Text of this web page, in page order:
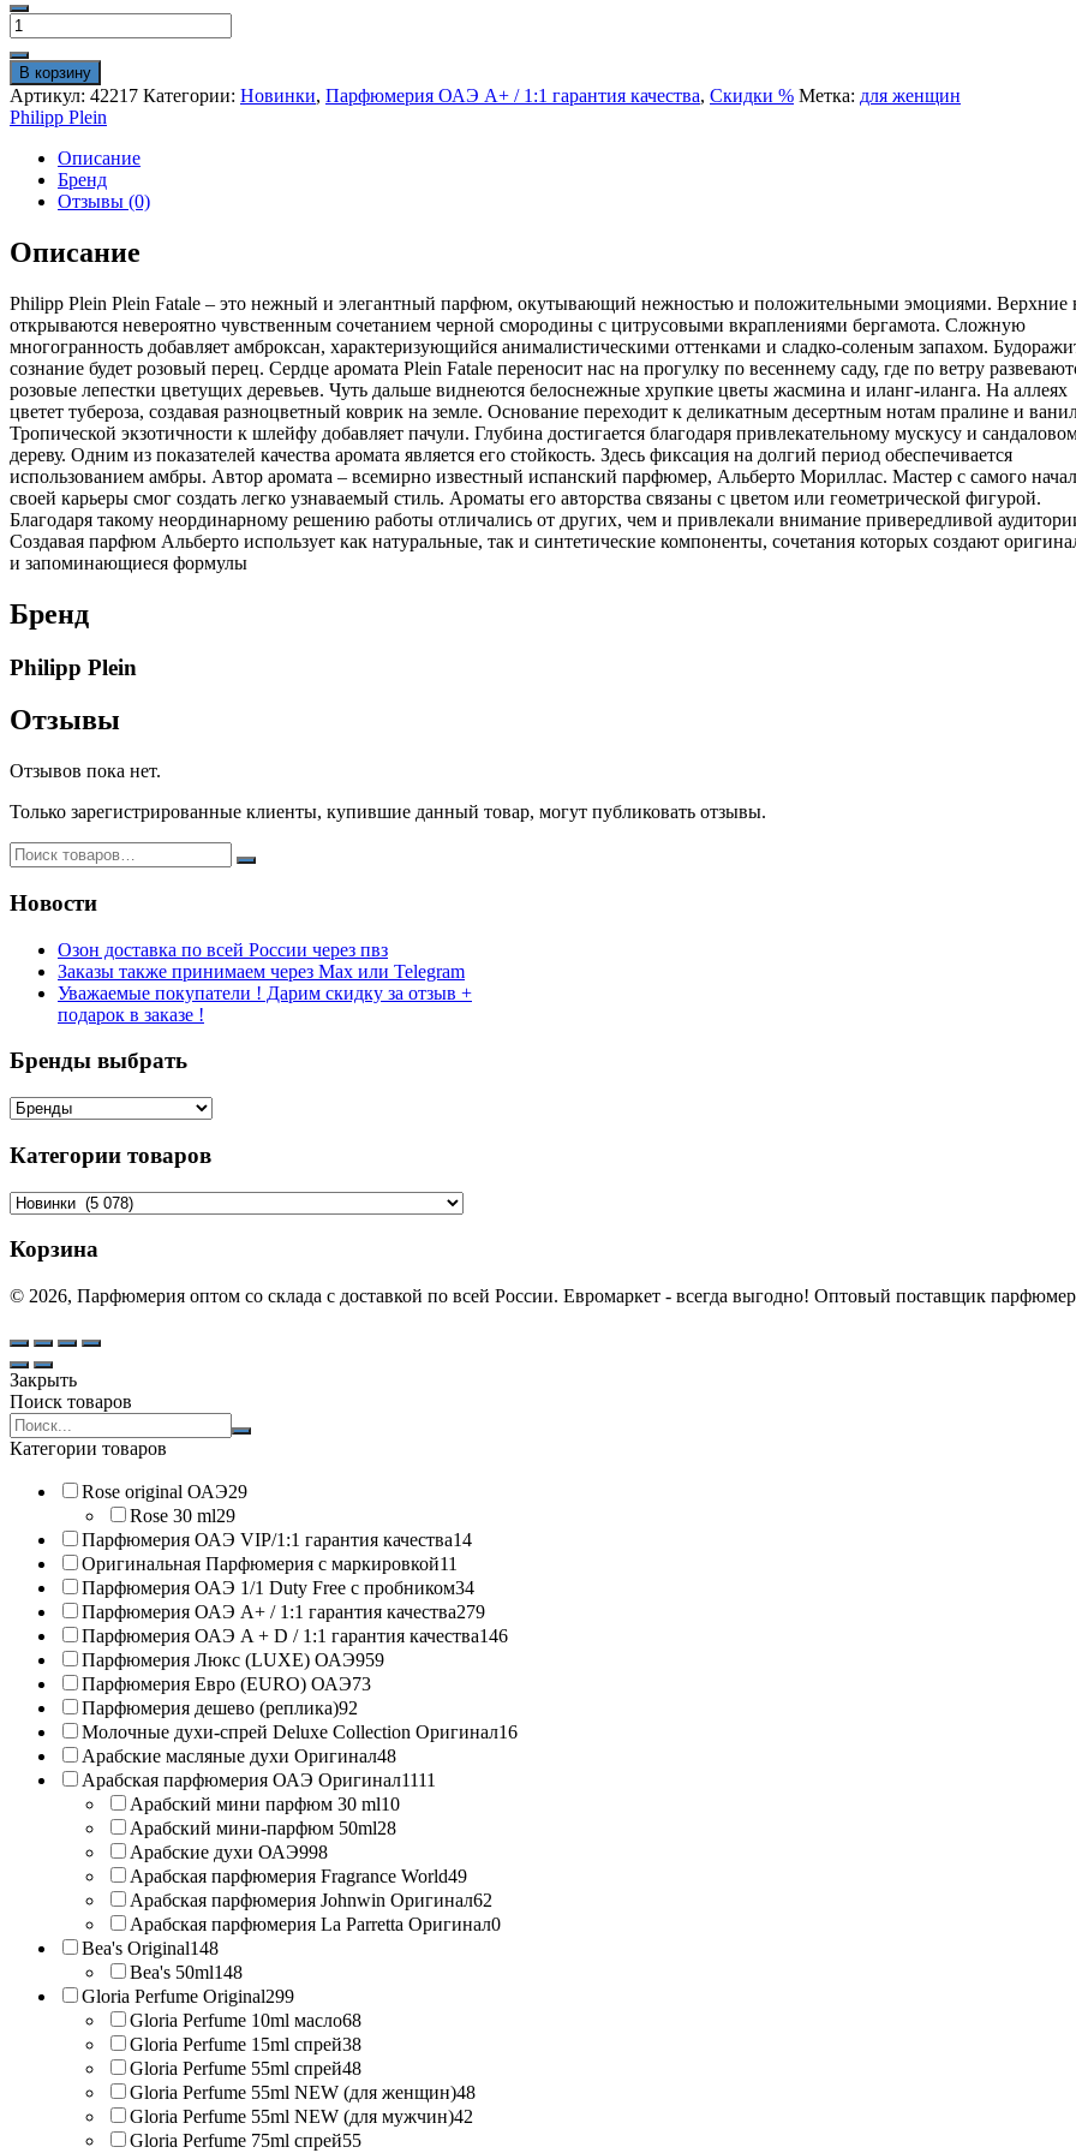
Количество
товара
Philipp
Plein
Fatale
90
В корзину
Артикул: 42217 Категории: Новинки, Парфюмерия ОАЭ A+ / 1:1 гарантия качества, Скидки % Метка: для женщин
Philipp Plein
Описание
Бренд
Отзывы (0)
Описание
Philipp Plein Plein Fatale – это нежный и элегантный парфюм, окутывающий нежностью и положительными эмоциями. Верхние
открываются невероятно чувственным сочетанием черной смородины с цитрусовыми вкраплениями бергамота. Сложную
многогранность добавляет амброксан, характеризующийся анималистическими оттенками и сладко-соленым запахом.
сознание будет розовый перец. Сердце аромата Plein Fatale переносит нас на прогулку по весеннему саду, где по ветру
розовые лепестки цветущих деревьев. Чуть дальше виднеются белоснежные хрупкие цветы жасмина и иланг-иланга. На аллеях
цветет тубероза, создавая разноцветный коврик на земле. Основание переходит к деликатным десертным нотам пралине и
Тропической экзотичности к шлейфу добавляет пачули. Глубина достигается благодаря привлекательному мускусу и
дереву. Одним из показателей качества аромата является его стойкость. Здесь фиксация на долгий период обеспечивается
использованием амбры. Автор аромата – всемирно известный испанский парфюмер, Альберто Мориллас. Мастер с самого
своей карьеры смог создать легко узнаваемый стиль. Ароматы его авторства связаны с цветом или геометрической фигурой.
Благодаря такому неординарному решению работы отличались от других, чем и привлекали внимание привередливой
Создавая парфюм Альберто использует как натуральные, так и синтетические компоненты, сочетания которых создают
и запоминающиеся формулы
Бренд
Philipp Plein
Отзывы
Отзывов пока нет.
Только зарегистрированные клиенты, купившие данный товар, могут публиковать отзывы.
Новости
Озон доставка по всей России через пвз
Заказы также принимаем через Max или Telegram
Уважаемые покупатели ! Дарим скидку за отзыв +
подарок в заказе !
Бренды выбрать
Категории товаров
Корзина
© 2026, Парфюмерия оптом со склада с доставкой по всей России. Евромаркет - всегда выгодно! Оптовый поставщик
Закрыть
Поиск товаров
Search
products:
Категории товаров
Rose original ОАЭ29
Rose 30 ml29
Парфюмерия ОАЭ VIP/1:1 гарантия качества14
Оригинальная Парфюмерия с маркировкой11
Парфюмерия ОАЭ 1/1 Duty Free с пробником34
Парфюмерия ОАЭ A+ / 1:1 гарантия качества279
Парфюмерия ОАЭ A + D / 1:1 гарантия качества146
Парфюмерия Люкс (LUXE) ОАЭ959
Парфюмерия Евро (EURO) ОАЭ73
Парфюмерия дешево (реплика)92
Молочные духи-спрей Deluxe Collection Оригинал16
Арабские масляные духи Оригинал48
Арабская парфюмерия ОАЭ Оригинал1111
Арабский мини парфюм 30 ml10
Арабский мини-парфюм 50ml28
Арабские духи ОАЭ998
Арабская парфюмерия Fragrance World49
Арабская парфюмерия Johnwin Оригинал62
Арабская парфюмерия La Parretta Оригинал0
Bea's Original148
Bea's 50ml148
Gloria Perfume Original299
Gloria Perfume 10ml масло68
Gloria Perfume 15ml спрей38
Gloria Perfume 55ml спрей48
Gloria Perfume 55ml NEW (для женщин)48
Gloria Perfume 55ml NEW (для мужчин)42
Gloria Perfume 75ml спрей55